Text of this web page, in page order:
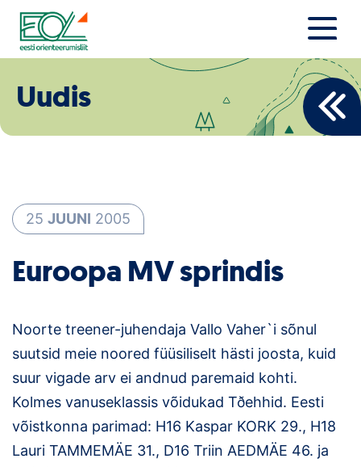
Liigu
sisu
juurde
Estonian Orienteering Federation
Telli litsents!
Noored
Loha
Kontakt
EOL
Uudis
25 JUUNI 2005
Euroopa MV sprindis
Noorte treener-juhendaja Vallo Vaher`i sõnul
suutsid meie noored füüsiliselt hästi joosta, kuid
suur vigade arv ei andnud paremaid kohti.
Kolmes vanuseklassis võidukad Tðehhid. Eesti
võistkonna parimad: H16 Kaspar KORK 29., H18
Lauri TAMMEMÄE 31., D16 Triin AEDMÄE 46. ja